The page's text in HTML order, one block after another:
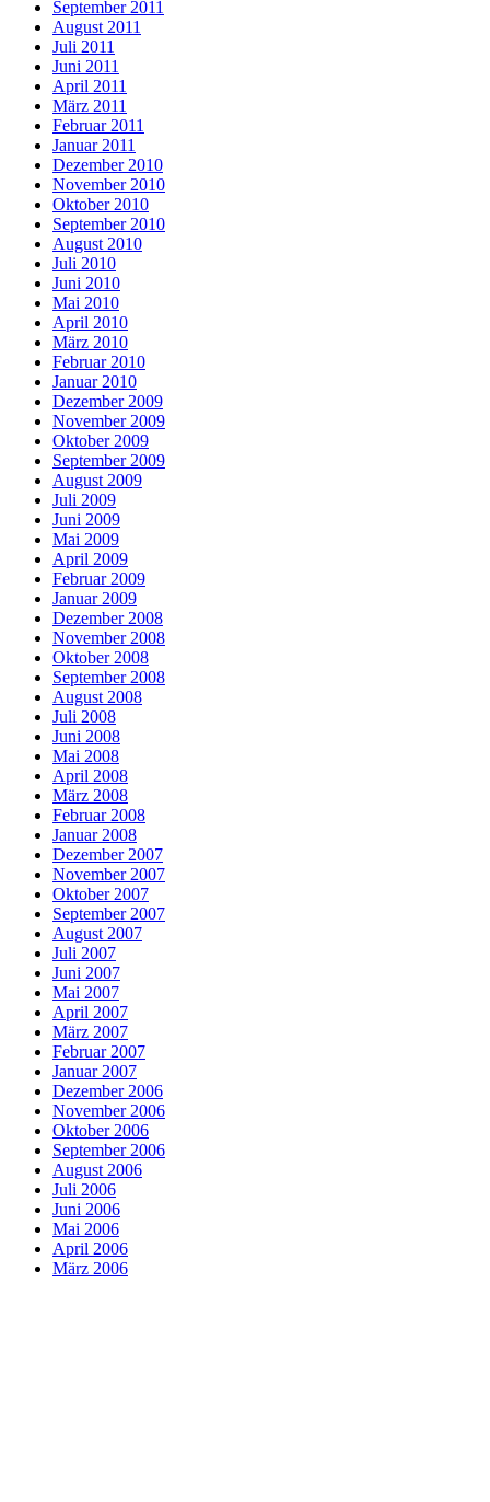
September 2011
August 2011
Juli 2011
Juni 2011
April 2011
März 2011
Februar 2011
Januar 2011
Dezember 2010
November 2010
Oktober 2010
September 2010
August 2010
Juli 2010
Juni 2010
Mai 2010
April 2010
März 2010
Februar 2010
Januar 2010
Dezember 2009
November 2009
Oktober 2009
September 2009
August 2009
Juli 2009
Juni 2009
Mai 2009
April 2009
Februar 2009
Januar 2009
Dezember 2008
November 2008
Oktober 2008
September 2008
August 2008
Juli 2008
Juni 2008
Mai 2008
April 2008
März 2008
Februar 2008
Januar 2008
Dezember 2007
November 2007
Oktober 2007
September 2007
August 2007
Juli 2007
Juni 2007
Mai 2007
April 2007
März 2007
Februar 2007
Januar 2007
Dezember 2006
November 2006
Oktober 2006
September 2006
August 2006
Juli 2006
Juni 2006
Mai 2006
April 2006
März 2006